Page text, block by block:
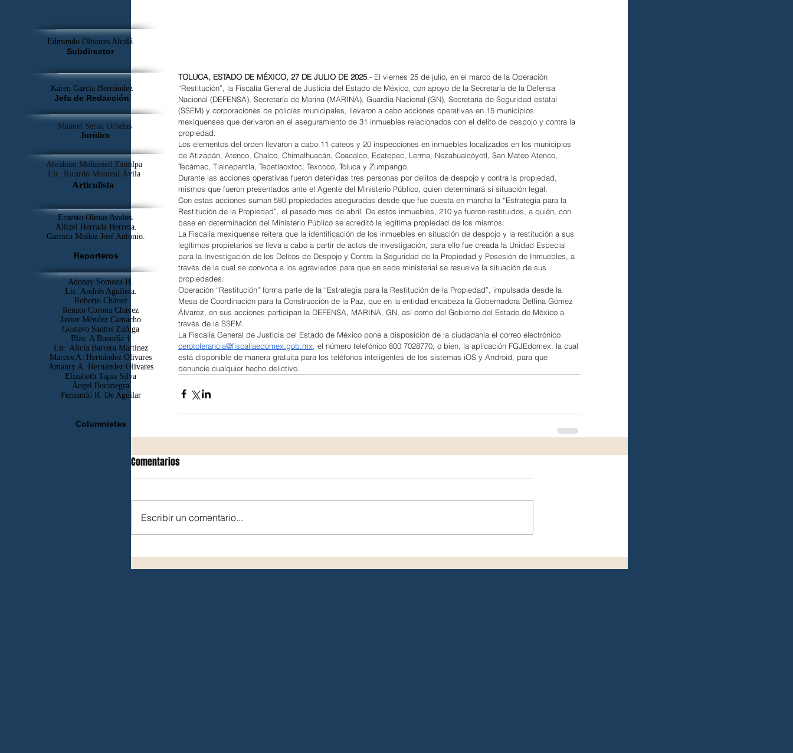
TOLUCA, ESTADO DE MÉXICO, 27 DE JULIO DE 2025 .- El viernes 25 de julio, en el marco de la Operación
“Restitución”, la Fiscalía General de Justicia del Estado de México, con apoyo de la Secretaría de la Defensa
Nacional (DEFENSA), Secretaría de Marina (MARINA), Guardia Nacional (GN), Secretaría de Seguridad estatal
(SSEM) y corporaciones de policías municipales, llevaron a cabo acciones operativas en 15 municipios
mexiquenses que derivaron en el aseguramiento de 31 inmuebles relacionados con el delito de despojo y contra la
propiedad.
Los elementos del orden llevaron a cabo 11 cateos y 20 inspecciones en inmuebles localizados en los municipios
de Atizapán, Atenco, Chalco, Chimalhuacán, Coacalco, Ecatepec, Lerma, Nezahualcóyotl, San Mateo Atenco,
Tecámac, Tlalnepantla, Tepetlaoxtoc, Texcoco, Toluca y Zumpango.
Durante las acciones operativas fueron detenidas tres personas por delitos de despojo y contra la propiedad,
mismos que fueron presentados ante el Agente del Ministerio Público, quien determinará si situación legal.
Con estas acciones suman 580 propiedades aseguradas desde que fue puesta en marcha la “Estrategia para la
Restitución de la Propiedad”, el pasado mes de abril. De estos inmuebles, 210 ya fueron restituidos, a quién, con
base en determinación del Ministerio Público se acreditó la legítima propiedad de los mismos.
La Fiscalía mexiquense reitera que la identificación de los inmuebles en situación de despojo y la restitución a sus
legítimos propietarios se lleva a cabo a partir de actos de investigación, para ello fue creada la Unidad Especial
para la Investigación de los Delitos de Despojo y Contra la Seguridad de la Propiedad y Posesión de Inmuebles, a
través de la cual se convoca a los agraviados para que en sede ministerial se resuelva la situación de sus
propiedades.
Operación “Restitución” forma parte de la “Estrategia para la Restitución de la Propiedad”, impulsada desde la
Mesa de Coordinación para la Construcción de la Paz, que en la entidad encabeza la Gobernadora Delfina Gómez
Álvarez, en sus acciones participan la DEFENSA, MARINA, GN, así como del Gobierno del Estado de México a
través de la SSEM.
La Fiscalía General de Justicia del Estado de México pone a disposición de la ciudadanía el correo electrónico
cerotolerancia@fiscaliaedomex.gob.mx , el número telefónico 800 7028770, o bien, la aplicación FGJEdomex, la cual
está disponible de manera gratuita para los teléfonos inteligentes de los sistemas iOS y Android, para que
denuncie cualquier hecho delictivo.
Comentarios
Escribir un comentario...
Edmundo Olivares Alcalá
Subdirector
Karen García Hernández
Jefa de Redacción
Manuel Serna Ornelas
Jurídico
Abraham Mohamed Zamilpa
Lic. Ricardo Monreal Ávila
Articulista
Ernesto Olmos Avalos.
Alitzel Herrada Herrera.
Garnica Muñoz José Antonio.
Reporteros
Adonay Somoza H.
Lic. Andrés Aguilera.
Roberto Chávez
Renato Corona Chávez
Javier Méndez Camacho
Gustavo Santos Zúñiga
Blas. A Buendía †
​Lic. Alicia Barrera Martínez
Marcos A. Hernández Olivares
Amaury A. Hernández Olivares
Elizabeth Tapia Silva
Ángel Bocanegra
Fernando R. De Aguilar
Columnistas